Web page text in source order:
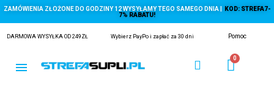
ZAMÓWIENIA ZŁOŻONE DO GODZINY 12 WYSYŁAMY TEGO SAMEGO DNIA |
KOD: STREFA7-
7% RABATU!
DARMOWA WYSYŁKA OD 249ZŁ Wybierz PayPo i zapłać za 30 dni Pomoc